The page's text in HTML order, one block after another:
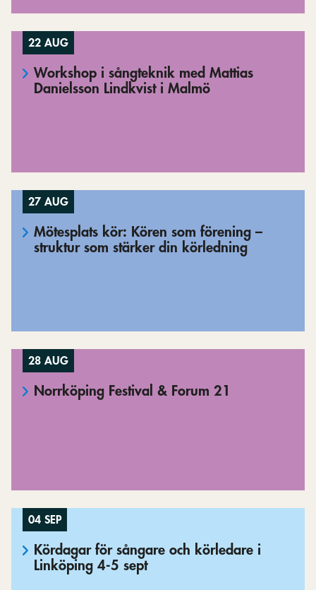
22 AUG
Workshop i sångteknik med Mattias
Danielsson Lindkvist i Malmö
27 AUG
Mötesplats kör: Kören som förening –
struktur som stärker din körledning
28 AUG
Norrköping Festival & Forum 21
04 SEP
Kördagar för sångare och körledare i
Linköping 4-5 sept